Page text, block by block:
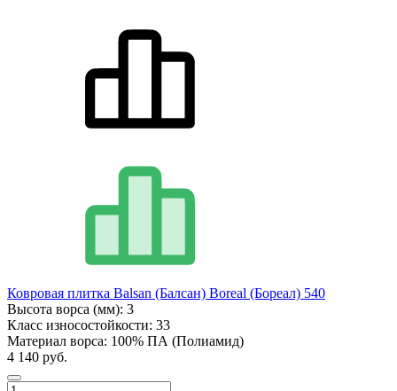
Ковровая плитка Balsan (Балсан) Boreal (Бореал) 540
Высота ворса (мм): 3
Класс износостойкости: 33
Материал ворса: 100% ПА (Полиамид)
4 140 руб.